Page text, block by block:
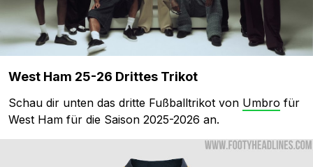
West Ham 25-26 Drittes Trikot
Schau dir unten das dritte Fußballtrikot von Umbro für
West Ham für die Saison 2025-2026 an.